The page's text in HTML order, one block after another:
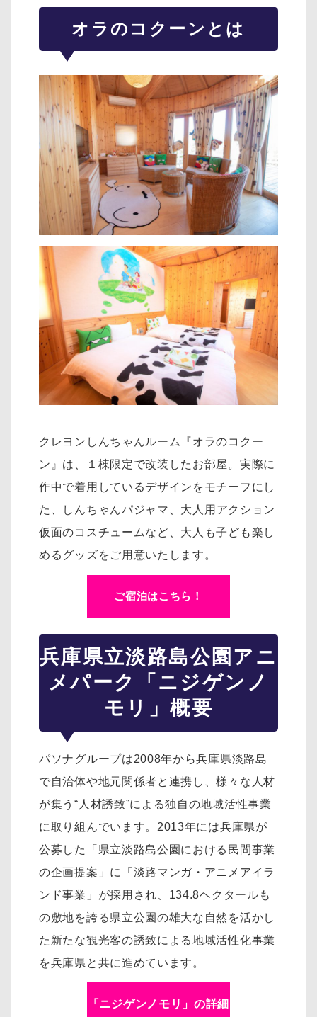
オラのコクーンとは
クレヨンしんちゃんルーム『オラのコクー
ン』は、１棟限定で改装したお部屋。実際に
作中で着用しているデザインをモチーフにし
た、
しんちゃんパジャマ、大人用アクション
仮面のコスチュームなど、大人も子ども楽し
めるグッズをご用意いたします。
ご宿泊はこちら！
兵庫県立淡路島公園アニ
メパーク「ニジゲンノ
モリ」概要
パソナグループは2008年から兵庫県淡路島
で自治体や地元関係者と連携し、様々な人材
が集う“人材誘致”による独自の地域活性事業
に取り組んでいます。2013年には兵庫県が
公募した「県立淡路島公園における民間事業
の企画提案」に「淡路マンガ・アニメアイラ
ンド事業」が採用され、134.8ヘクタールも
の敷地を誇る県立公園の雄大な自然を活かし
た新たな観光客の誘致による地域活性化事業
を兵庫県と共に進めています。
「ニジゲンノモリ」の詳細